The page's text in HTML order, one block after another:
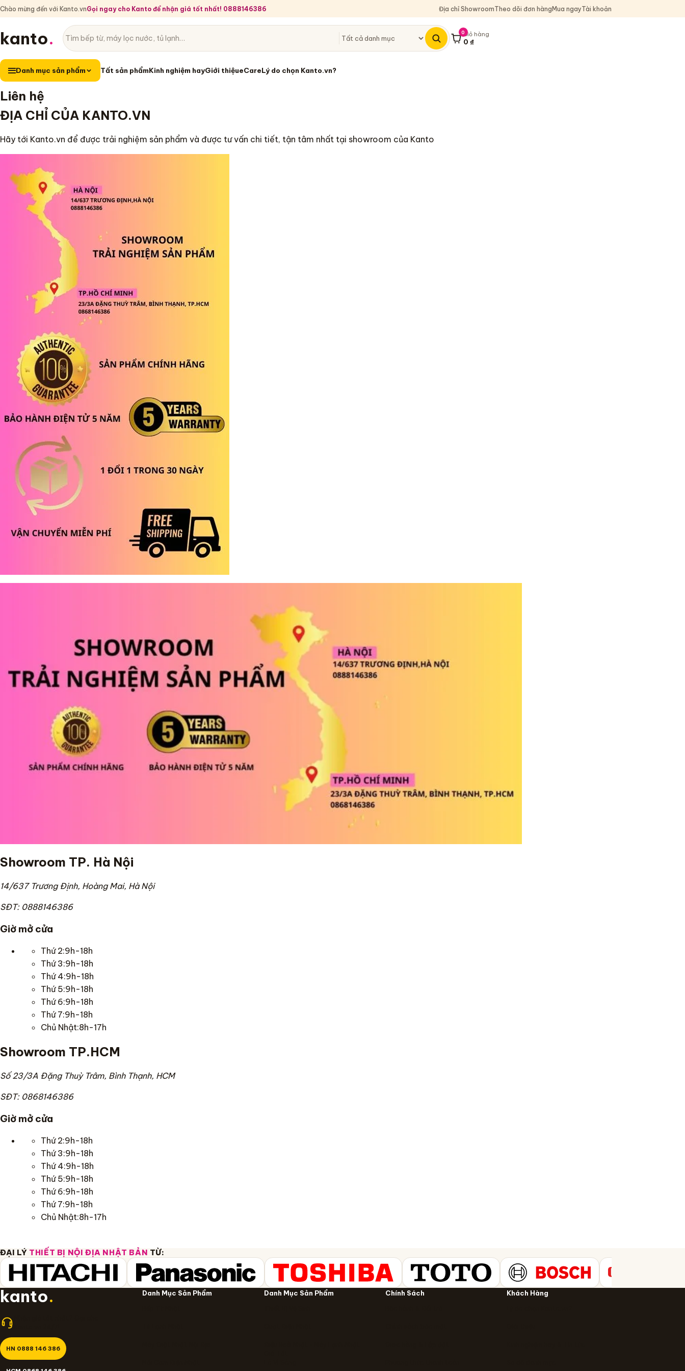
Chào mừng đến với Kanto.vnGọi ngay cho Kanto để nhận giá tốt nhất! 0888146386 Địa chỉ ShowroomTheo dõi đơn hàngMua ngayTài khoản
kanto. Tìm sản phẩm
Danh mục sản phẩm Giỏ hàng, 0 sản phẩm, tổng 0 ₫
0Giỏ hàng
0 ₫
Danh mục sản phẩm Tất sản phẩmKinh nghiệm hayGiới thiệueCareLý do chọn Kanto.vn?
Liên hệ
ĐỊA CHỈ CỦA KANTO.VN
Hãy tới Kanto.vn để được trải nghiệm sản phẩm và được tư vấn chi tiết, tận tâm nhất tại showroom của Kanto
Showroom TP. Hà Nội
14/637 Trương Định, Hoàng Mai, Hà Nội
SĐT: 0888146386
Giờ mở cửa
Thứ 2:9h-18h
Thứ 3:9h-18h
Thứ 4:9h-18h
Thứ 5:9h-18h
Thứ 6:9h-18h
Thứ 7:9h-18h
Chủ Nhật:8h-17h
Showroom TP.HCM
Số 23/3A Đặng Thuỳ Trâm, Bình Thạnh, HCM
SĐT: 0868146386
Giờ mở cửa
Thứ 2:9h-18h
Thứ 3:9h-18h
Thứ 4:9h-18h
Thứ 5:9h-18h
Thứ 6:9h-18h
Thứ 7:9h-18h
Chủ Nhật:8h-17h
ĐẠI LÝ THIẾT BỊ NỘI ĐỊA NHẬT BẢN TỪ:
kanto.
HN 0888 146 386
Danh Mục Sản Phẩm Danh Mục Sản Phẩm Chính Sách Khách Hàng